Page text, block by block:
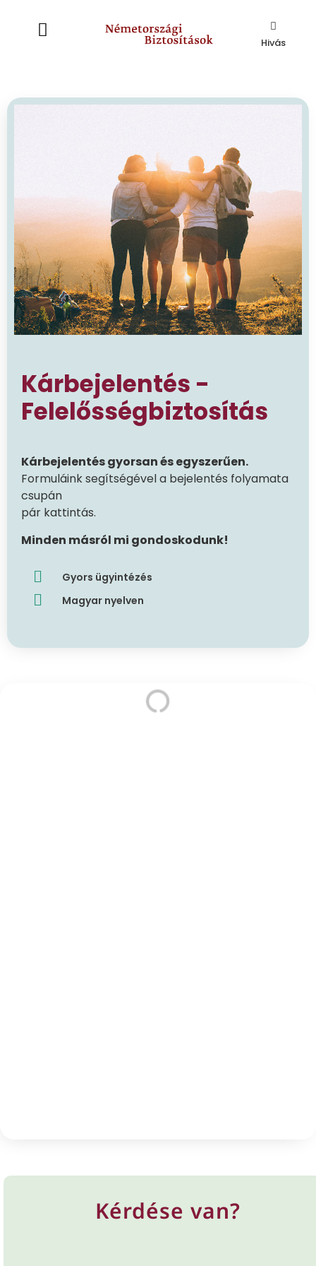
Hivás
Kárbejelentés -
Felelősségbiztosítás
Kárbejelentés gyorsan és egyszerűen.
Formuláink segítségével a bejelentés folyamata
csupán
pár kattintás.
Minden másról mi gondoskodunk!
Gyors ügyintézés
Magyar nyelven
Kérdése van?